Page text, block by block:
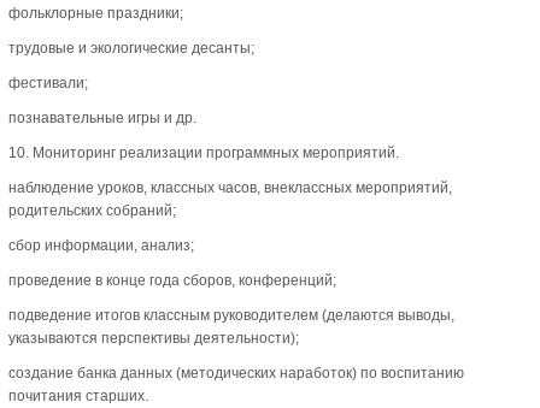
фольклорные праздники;
трудовые и экологические десанты;
фестивали;
познавательные игры и др.
10. Мониторинг реализации программных мероприятий.
наблюдение уроков, классных часов, внеклассных мероприятий,
родительских собраний;
сбор информации, анализ;
проведение в конце года сборов, конференций;
подведение итогов классным руководителем (делаются выводы,
указываются перспективы деятельности);
создание банка данных (методических наработок) по воспитанию
почитания старших.